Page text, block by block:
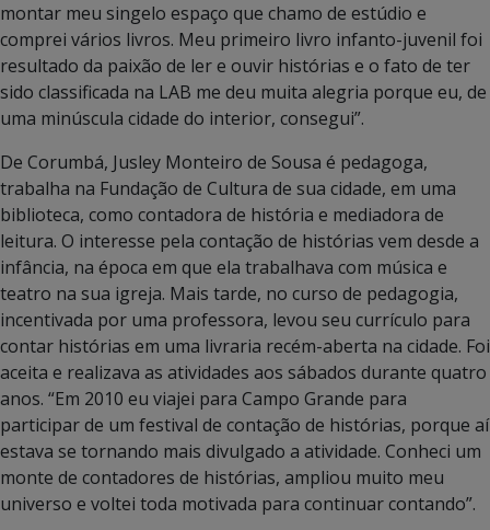
montar meu singelo espaço que chamo de estúdio e
comprei vários livros. Meu primeiro livro infanto-juvenil foi
resultado da paixão de ler e ouvir histórias e o fato de ter
sido classificada na LAB me deu muita alegria porque eu, de
uma minúscula cidade do interior, consegui”.
De Corumbá, Jusley Monteiro de Sousa é pedagoga,
trabalha na Fundação de Cultura de sua cidade, em uma
biblioteca, como contadora de história e mediadora de
leitura. O interesse pela contação de histórias vem desde a
infância, na época em que ela trabalhava com música e
teatro na sua igreja. Mais tarde, no curso de pedagogia,
incentivada por uma professora, levou seu currículo para
contar histórias em uma livraria recém-aberta na cidade. Foi
aceita e realizava as atividades aos sábados durante quatro
anos. “Em 2010 eu viajei para Campo Grande para
participar de um festival de contação de histórias, porque aí
estava se tornando mais divulgado a atividade. Conheci um
monte de contadores de histórias, ampliou muito meu
universo e voltei toda motivada para continuar contando”.